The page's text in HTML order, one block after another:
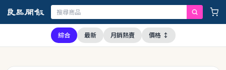
司全品項與上游供應商均未採用問題油品，請安心購買食用
綜合 最新 月銷熱賣 價格 ↕